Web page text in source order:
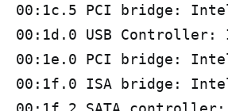
00:1c.5 PCI bridge:
00:1d.0 USB Controller:
00:1e.0 PCI bridge:
00:1f.0 ISA bridge: